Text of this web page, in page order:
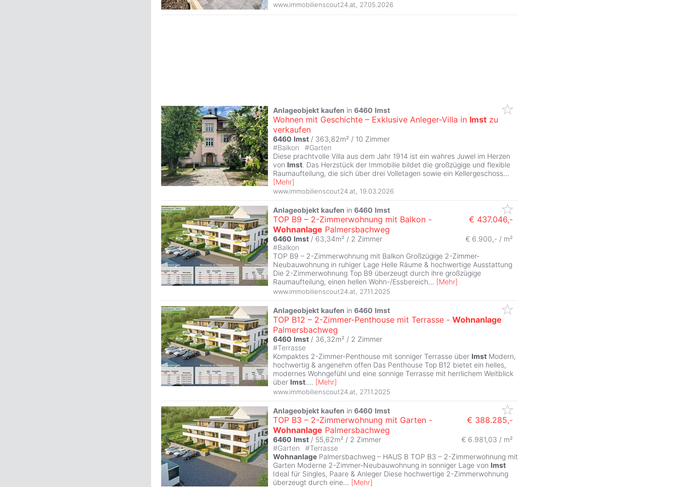
www.immobilienscout24.at, 27.05.2026
Anlageobjekt kaufen in 6460 Imst
Wohnen mit Geschichte – Exklusive Anleger-Villa in Imst zu
verkaufen
6460 Imst / 363,82m² / 10 Zimmer
#Balkon #Garten
Diese prachtvolle Villa aus dem Jahr 1914 ist ein wahres Juwel im Herzen
von Imst. Das Herzstück der Immobilie bildet die großzügige und flexible
Raumaufteilung, die sich über drei Volletagen sowie ein Kellergeschoss...
[Mehr]
www.immobilienscout24.at, 19.03.2026
Anlageobjekt kaufen in 6460 Imst
TOP B9 – 2-Zimmerwohnung mit Balkon -
Wohnanlage Palmersbachweg
€ 437.046,-
6460 Imst / 63,34m² / 2 Zimmer
€ 6.900,- / m²
#Balkon
TOP B9 – 2-Zimmerwohnung mit Balkon Großzügige 2-Zimmer-
Neubauwohnung in ruhiger Lage Helle Räume & hochwertige Ausstattung
Die 2-Zimmerwohnung Top B9 überzeugt durch ihre großzügige
Raumaufteilung, einen hellen Wohn-/Essbereich... [Mehr]
www.immobilienscout24.at 27.11.2025
Anlageobjekt kaufen in 6460 Imst
TOP B12 – 2-Zimmer-Penthouse mit Terrasse - Wohnanlage
Palmersbachweg
6460 Imst / 36,32m² / 2 Zimmer
#Terrasse
Kompaktes 2-Zimmer-Penthouse mit sonniger Terrasse über Imst Modern,
hochwertig & angenehm offen Das Penthouse Top B12 bietet ein helles,
modernes Wohngefühl und eine sonnige Terrasse mit herrlichem Weitblick
über Imst.... [Mehr]
www.immobilienscout24.at 27.11.2025
Anlageobjekt kaufen in 6460 Imst
TOP B3 – 2-Zimmerwohnung mit Garten -
Wohnanlage Palmersbachweg
€ 388.285,-
6460 Imst / 55,62m² / 2 Zimmer
€ 6.981,03 / m²
#Garten #Terrasse
Wohnanlage Palmersbachweg – HAUS B TOP B3 – 2-Zimmerwohnung mit
Garten Moderne 2-Zimmer-Neubauwohnung in sonniger Lage von Imst
Ideal für Singles, Paare & Anleger Diese hochwertige 2-Zimmerwohnung
überzeugt durch eine... [Mehr]